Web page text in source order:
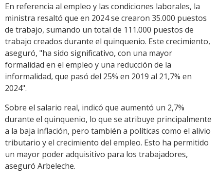
En referencia al empleo y las condiciones laborales, la
ministra resaltó que en 2024 se crearon 35.000 puestos
de trabajo, sumando un total de 111.000 puestos de
trabajo creados durante el quinquenio. Este crecimiento,
aseguró, "ha sido significativo, con una mayor
formalidad en el empleo y una reducción de la
informalidad, que pasó del 25% en 2019 al 21,7% en
2024".
Sobre el salario real, indicó que aumentó un 2,7%
durante el quinquenio, lo que se atribuye principalmente
a la baja inflación, pero también a políticas como el alivio
tributario y el crecimiento del empleo. Esto ha permitido
un mayor poder adquisitivo para los trabajadores,
aseguró Arbeleche.